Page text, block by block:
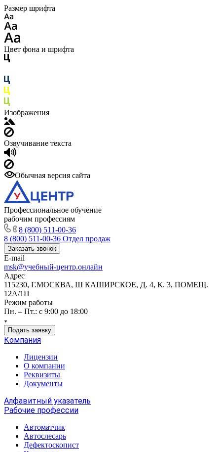
Размер шрифта
Цвет фона и шрифта
Изображения
Озвучивание текста
Обычная версия сайта
Профессиональное обучение
рабочим профессиям
8 (800) 511-00-36
8 (800) 511-00-36 Отдел продаж
Заказать звонок
E-mail
msk@учебный-центр.онлайн
Адрес
115230, Г.МОСКВА, Ш КАШИРСКОЕ, Д. 4, К. 3, ПОМЕЩ.
12А/1П
Режим работы
Пн. – Пт.: с 9:00 до 18:00
Подать заявку
Компания
Лицензии
О компании
Реквизиты
Документы
Алфавитный указатель
Рабочие профессии
Автоматчик
Автослесарь
Дефектоскопист